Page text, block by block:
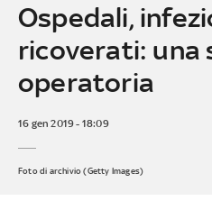
Ospedali,
ricoverati: una
operatoria
16 gen 2019 - 18:09
Foto di archivio (Getty Images)